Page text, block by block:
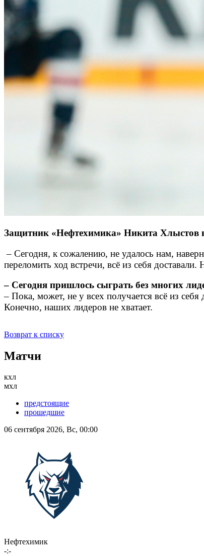
Защитник «Нефтехимика» Никита Хлыстов
– Сегодня, к сожалению, не удалось нам,
переломить ход встречи, всё из себя
– Сегодня пришлось сыграть без многих
– Пока, может, не у всех получается всё из
Конечно, наших лидеров не хватает.
Возврат к списку
Матчи
кхл
мхл
предстоящие
прошедшие
06 сентября 2026, Вс, 00:00
Нефтехимик
-:-